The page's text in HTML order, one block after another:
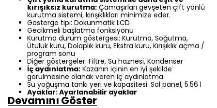
kırışıksız kurutma: Çamaşırları gevşeten çift yönlü
kurutma sistemi, kırışıklıkları minimize eder.
Gösterge tipi: Dokunmatik LCD
Gecikmeli başlatma fonksiyonu
Kurutma durum göstergesi: Kurutma, Soğutma,
Ütülük kuru, Dolaplık kuru, Ekstra kuru, Kırışıklık açma /
program sonu
Diğer göstergeler: Filtre, Su haznesi, Kondenser
İç aydınlatma: Kazanın içinin en iyi şekilde
görülmesine olanak veren iç aydınlatma.
Su yoğuşma tankı yeri ve kapasitesi: Sol panel, 5.56 l
Ayaklar: Ayarlanabilir ayaklar
Devamını Göster